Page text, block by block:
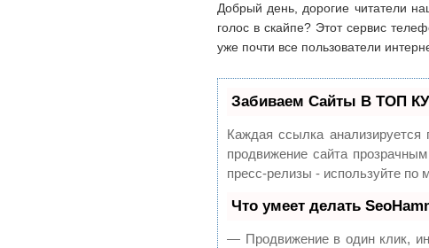
Добрый день, дорогие читатели
голос в скайпе? Этот сервис
уже почти все пользователи
Забиваем Сайты В ТОП
Каждая ссылка анализируется
продвижение сайта
пресс-релизы - используйте по
Что умеет делать
— Продвижение в один клик,